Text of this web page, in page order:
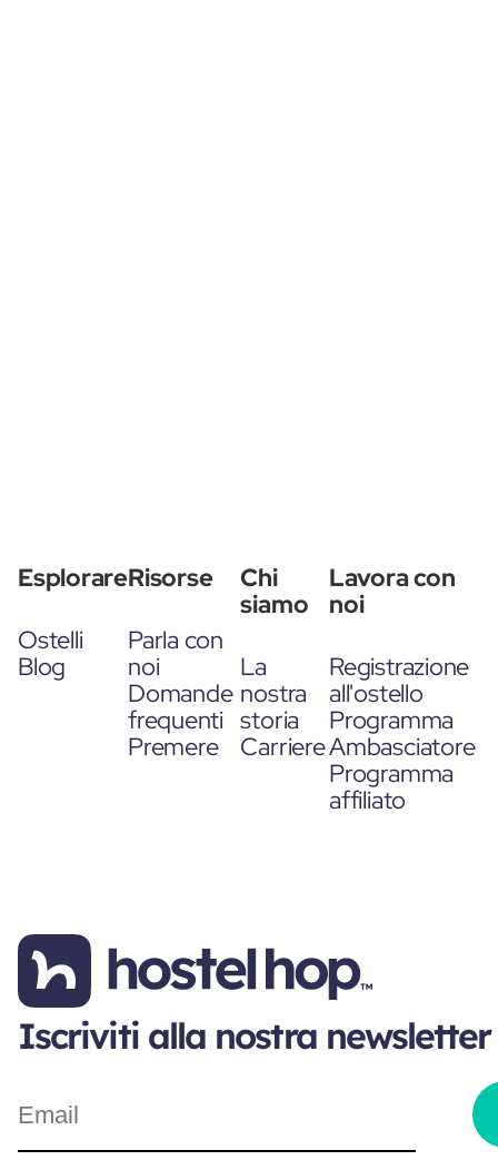
Esplorare
Ostelli
Blog
Risorse
Parla con
noi
Domande
frequenti
Premere
Chi
siamo
La
nostra
storia
Carriere
Lavora con
noi
Registrazione
all'ostello
Programma
Ambasciatore
Programma
affiliato
Iscriviti alla nostra newsletter